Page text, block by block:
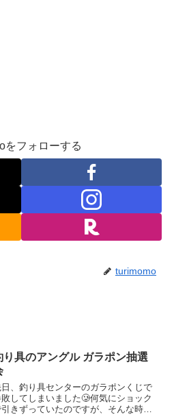
をフォローする
turimomo
り具のアングル ガラポン抽選
、釣り具センターのガラポンくじで
してしまいました🥲何気にショック
きずっていたのですが、そんな時に